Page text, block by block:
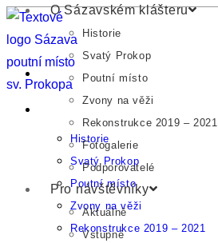
Přejít
k
obsahu
O Sázavském klášteru
Historie
Svatý Prokop
Poutní místo
Zvony na věži
Rekonstrukce 2019 – 2021
Fotogalerie
Podporovatelé
Pro návštěvníky
Aktuálně
Vstupné
Úvod
O Sázavském klášteru
Historie
Svatý Prokop
Poutní místo
Zvony na věži
Rekonstrukce 2019 – 2021